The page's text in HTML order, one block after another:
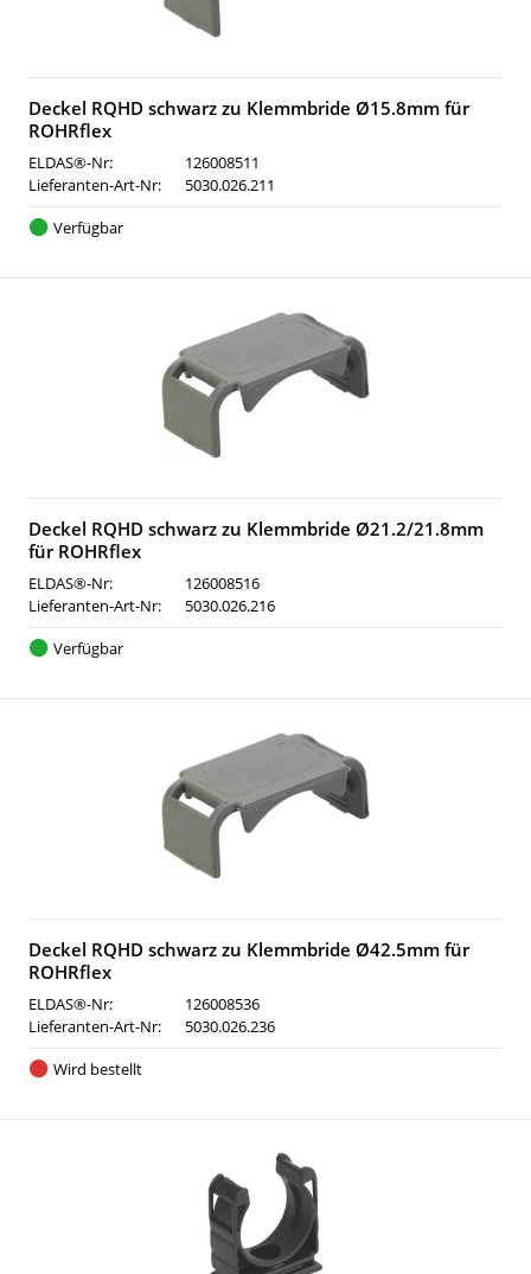
Deckel RQHD schwarz zu Klemmbride Ø15.8mm für
ROHRflex
ELDAS®-Nr:
126008511
Lieferanten-Art-Nr:
5030.026.211
Verfügbar
Deckel RQHD schwarz zu Klemmbride Ø21.2/21.8mm
für ROHRflex
ELDAS®-Nr:
126008516
Lieferanten-Art-Nr:
5030.026.216
Verfügbar
Deckel RQHD schwarz zu Klemmbride Ø42.5mm für
ROHRflex
ELDAS®-Nr:
126008536
Lieferanten-Art-Nr:
5030.026.236
Wird bestellt